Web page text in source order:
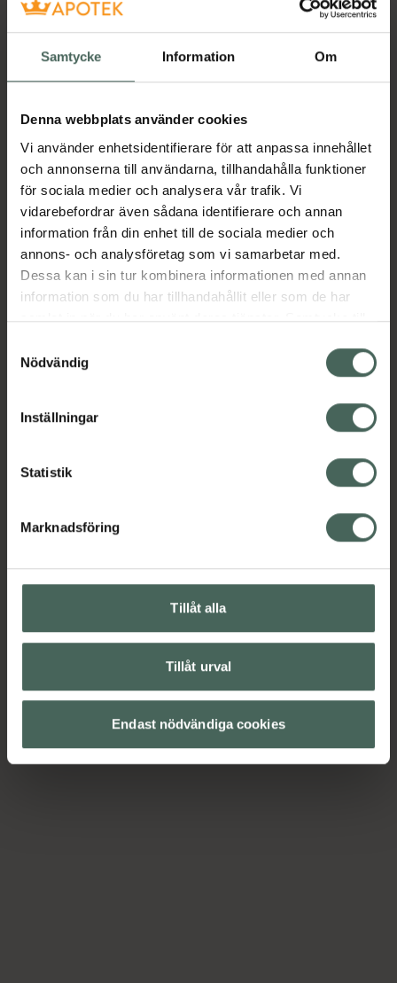
Samtycke Information Om
Denna webbplats använder cookies
Vi använder enhetsidentifierare för att anpassa innehållet
och annonserna till användarna, tillhandahålla funktioner
för sociala medier och analysera vår trafik. Vi
vidarebefordrar även sådana identifierare och annan
information från din enhet till de sociala medier och
annons- och analysföretag som vi samarbetar med.
Dessa kan i sin tur kombinera informationen med annan
information som du har tillhandahållit eller som de har
samlat in när du har använt deras tjänster. Samtycke till
återkalla ditt samtycke via webbplatsens
cookieinställningar. Ett återkallat samtycke påverkar inte
lagligheten av behandling som skett innan återkallelsen.
Nödvändig
Inställningar
Statistik
Marknadsföring
Tillåt alla
Tillåt urval
Endast nödvändiga cookies